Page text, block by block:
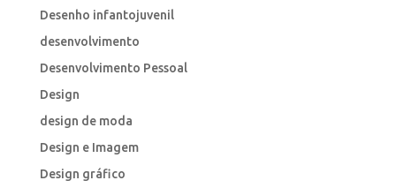
Desenho infantojuvenil
desenvolvimento
Desenvolvimento Pessoal
Design
design de moda
Design e Imagem
Design gráfico